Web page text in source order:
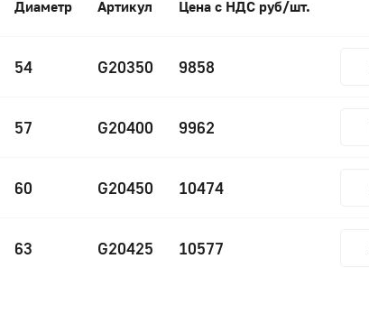
Диаметр Артикул Цена с НДС руб/шт.
54 G20350 9858
57 G20400 9962
60 G20450 10474
63 G20425 10577